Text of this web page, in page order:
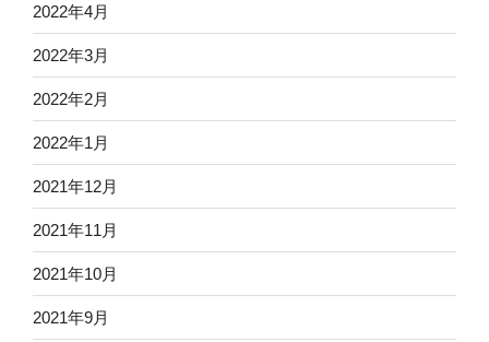
2022年4月
2022年3月
2022年2月
2022年1月
2021年12月
2021年11月
2021年10月
2021年9月